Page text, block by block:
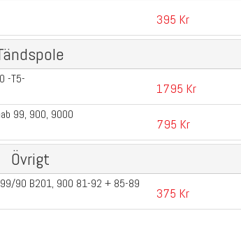
395 Kr
-T5-
1795 Kr
99, 900, 9000
795 Kr
Övrigt
99/90 B201, 900 81-92 + 85-89
375 Kr